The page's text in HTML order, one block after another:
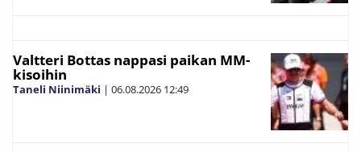
Valtteri Bottas nappasi paikan MM-
kisoihin
Taneli Niinimäki | 06.08.2026 12:49